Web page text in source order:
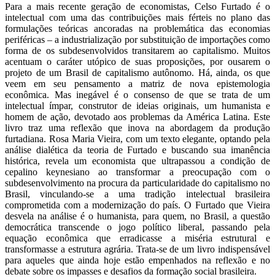
Para a mais recente geração de economistas, Celso Furtado é o
intelectual com uma das contribuições mais férteis no plano das
formulações teóricas ancoradas na problemática das economias
periféricas – a industrialização por substituição de importações como
forma de os subdesenvolvidos transitarem ao capitalismo. Muitos
acentuam o caráter utópico de suas proposições, por ousarem o
projeto de um Brasil de capitalismo autônomo. Há, ainda, os que
veem em seu pensamento a matriz de nova epistemologia
econômica. Mas inegável é o consenso de que se trata de um
intelectual ímpar, construtor de ideias originais, um humanista e
homem de ação, devotado aos problemas da América Latina. Este
livro traz uma reflexão que inova na abordagem da produção
furtadiana. Rosa Maria Vieira, com um texto elegante, optando pela
análise dialética da teoria de Furtado e buscando sua imanência
histórica, revela um economista que ultrapassou a condição de
cepalino keynesiano ao transformar a preocupação com o
subdesenvolvimento na procura da particularidade do capitalismo no
Brasil, vinculando-se a uma tradição intelectual brasileira
comprometida com a modernização do país. O Furtado que Vieira
desvela na análise é o humanista, para quem, no Brasil, a questão
democrática transcende o jogo político liberal, passando pela
equação econômica que erradicasse a miséria estrutural e
transformasse a estrutura agrária. Trata-se de um livro indispensável
para aqueles que ainda hoje estão empenhados na reflexão e no
debate sobre os impasses e desafios da formação social brasileira.